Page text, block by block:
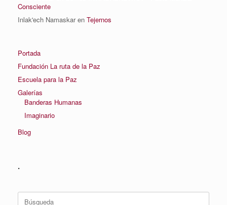
Consciente
Inlak'ech Namaskaren Tejernos
Portada
Fundación La ruta de la Paz
Escuela para la Paz
Galerías
Banderas Humanas
Imaginario
Blog
.